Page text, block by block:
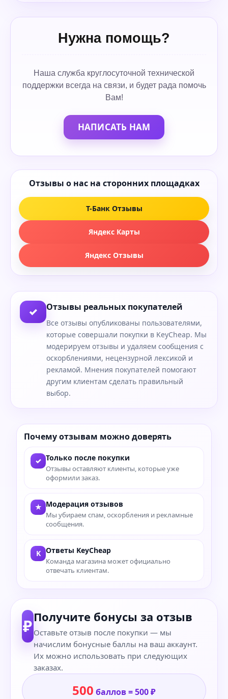
Нужна помощь?
Наша служба круглосуточной технической
поддержки всегда на связи, и будет рада помочь
Вам!
НАПИСАТЬ НАМ
Отзывы о нас на сторонних площадках
Т-Банк Отзывы
Яндекс Карты
Яндекс Отзывы
✓ Отзывы реальных покупателей
Все отзывы опубликованы пользователями,
которые совершали покупки в KeyCheap. Мы
модерируем отзывы и удаляем сообщения с
оскорблениями, нецензурной лексикой и
рекламой. Мнения покупателей помогают
другим клиентам сделать правильный
выбор.
Почему отзывам можно доверять
✓ Только после покупки
Отзывы оставляют клиенты, которые уже
оформили заказ.
★ Модерация отзывов
Мы убираем спам, оскорбления и рекламные
сообщения.
K Ответы KeyCheap
Команда магазина может официально
отвечать клиентам.
₽Получите бонусы за отзыв
Оставьте отзыв после покупки — мы
начислим бонусные баллы на ваш аккаунт.
Их можно использовать при следующих
заказах.
500 баллов = 500 ₽